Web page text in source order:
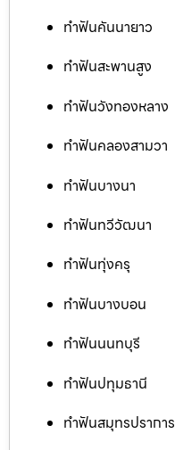
ทำฟันคันนายาว
ทำฟันสะพานสูง
ทำฟันวังทองหลาง
ทำฟันคลองสามวา
ทำฟันบางนา
ทำฟันทวีวัฒนา
ทำฟันทุ่งครุ
ทำฟันบางบอน
ทำฟันนนทบุรี
ทำฟันปทุมธานี
ทำฟันสมุทรปราการ